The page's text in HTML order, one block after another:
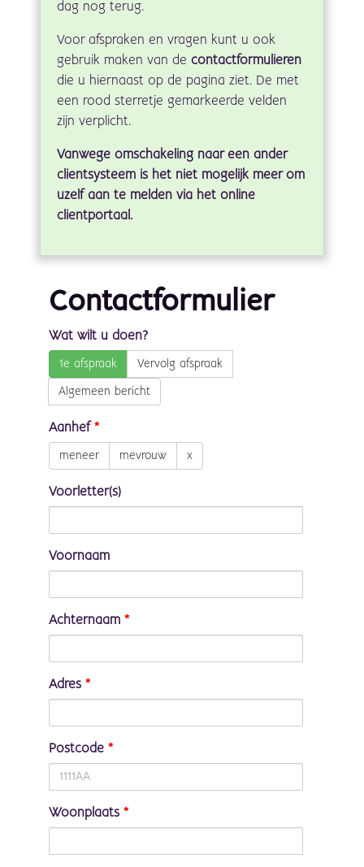
dag nog terug.
Voor afspraken en vragen kunt u ook
gebruik maken van de contactformulieren
die u hiernaast op de pagina ziet. De met
een rood sterretje gemarkeerde velden
zijn verplicht.
Vanwege omschakeling naar een ander
clientsysteem is het niet mogelijk meer om
uzelf aan te melden via het online
clientportaal.
Contactformulier
Wat wilt u doen?
1e afspraak Vervolg afspraak
Algemeen bericht
Aanhef *
meneer mevrouw x
Voorletter(s)
Voornaam
Achternaam *
Adres *
Postcode *
Woonplaats *